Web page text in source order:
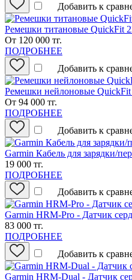
Добавить к
Ремешки титановые QuickFit
От 120 000 тг.
ПОДРОБНЕЕ
Добавить к
Ремешки нейлоновые QuickFit
От 94 000 тг.
ПОДРОБНЕЕ
Добавить к
Garmin Кабель для зарядки/
19 000 тг.
ПОДРОБНЕЕ
Добавить к
Garmin HRM-Pro - Датчик
83 000 тг.
ПОДРОБНЕЕ
Добавить к
Garmin HRM-Dual - Датчик